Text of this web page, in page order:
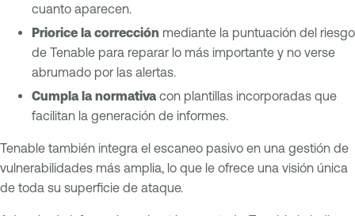
cuanto aparecen.
Priorice la corrección mediante la puntuación del riesgo
de Tenable para reparar lo más importante y no verse
abrumado por las alertas.
Cumpla la normativa con plantillas incorporadas que
facilitan la generación de informes.
Tenable también integra el escaneo pasivo en una gestión de
vulnerabilidades más amplia, lo que le ofrece una visión única
de toda su superficie de ataque.